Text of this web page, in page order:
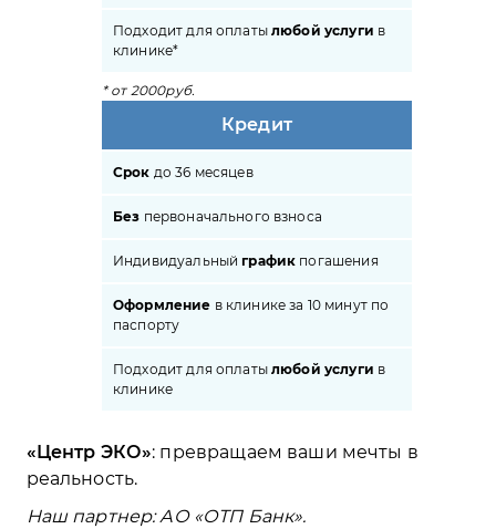
Подходит для оплаты любой услуги в
клинике*
* от 2000руб.
Кредит
Срок до 36 месяцев
Без первоначального взноса
Индивидуальныйграфик погашения
Оформление в клинике за 10 минут по
паспорту
Подходит для оплаты любой услуги в
клинике
Центр ЭКО : превращаем ваши мечты в
реальность.
Наш партнер: АО «ОТП Банк». ⠀